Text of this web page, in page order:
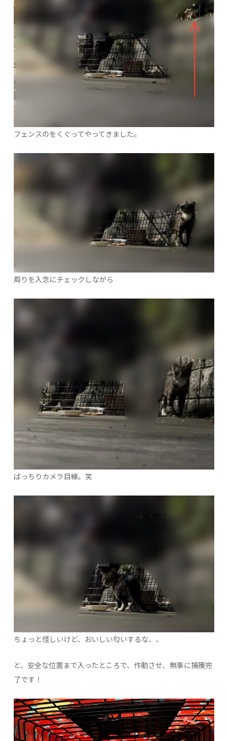
フェンスのをくぐってやってきました。
周りを入念にチェックしながら
ばっちりカメラ目線。笑
ちょっと怪しいけど、おいしい匂いするな、、
と、安全な位置まで入ったところで、作動させ、無事に捕獲完
了です！